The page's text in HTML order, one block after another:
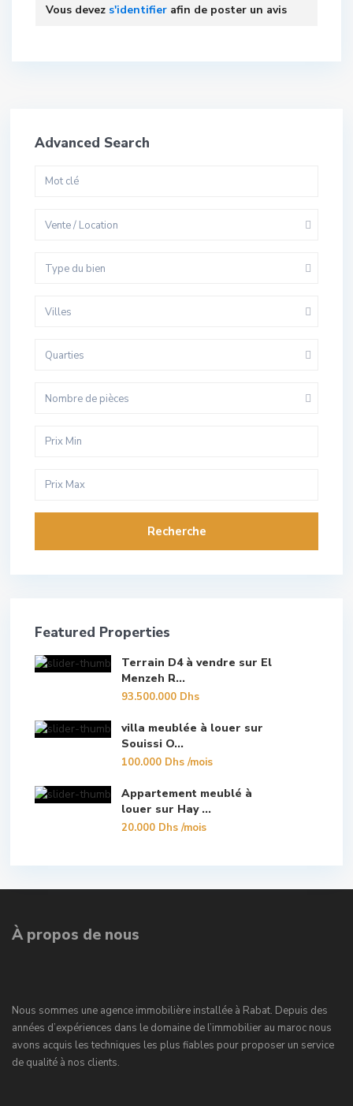
Vous devez s'identifier afin de poster un avis
Advanced Search
Vente / Location
Type du bien
Villes
Quarties
Nombre de pièces
Recherche
Featured Properties
Terrain D4 à vendre sur El
Menzeh R...
93.500.000 Dhs
villa meublée à louer sur
Souissi O...
100.000 Dhs/mois
Appartement meublé à
louer sur Hay ...
20.000 Dhs/mois
À propos de nous
Nous sommes une agence immobilière installée à Rabat. Depuis des
années d’expériences dans le domaine de l’immobilier au maroc nous
avons acquis les techniques les plus fiables pour proposer un service
de qualité à nos clients.